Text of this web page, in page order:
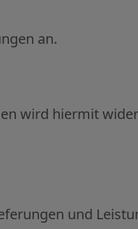
an.
wird hiermit
und